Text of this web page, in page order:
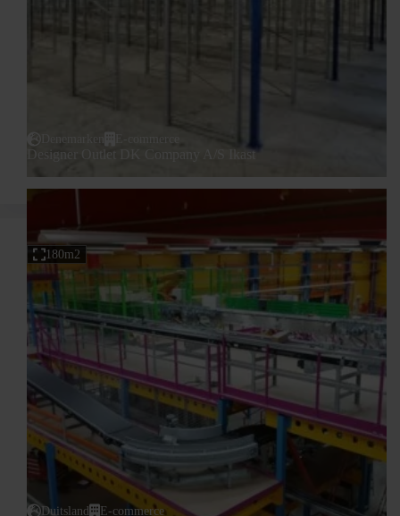
Designer Outlet DK Company A/S Ikast
180m2
Duitsland E-commerce